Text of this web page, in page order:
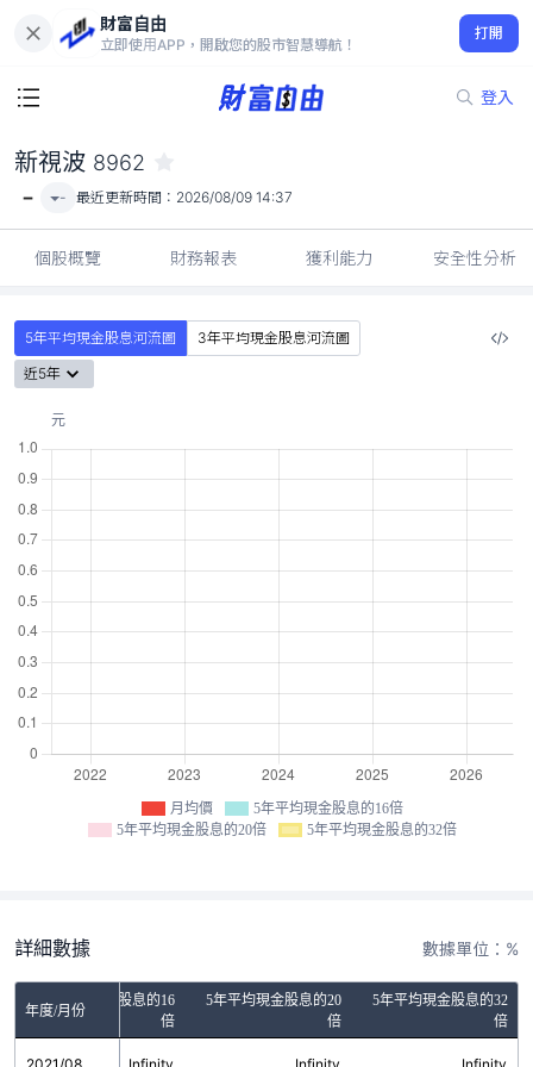
財富自由
立即使用APP，開啟您的股市智慧導航！
打開
登入
-
新視波 8962
- - 最近更新時間： 2026/08/09 14:37
個股概覽 財務報表 獲利能力 安全性分析
5年平均現金股息河流圖
3年平均現金股息河流圖
近5年
月均價
5年平均現金股息的16倍
5年平均現金股息的20倍
5年平均現金股息的32倍
詳細數據 數據單位：%
年度/月份
5年平均現金股息的16
倍
5年平均現金股息的20
倍
5年平均現金股息的32
倍